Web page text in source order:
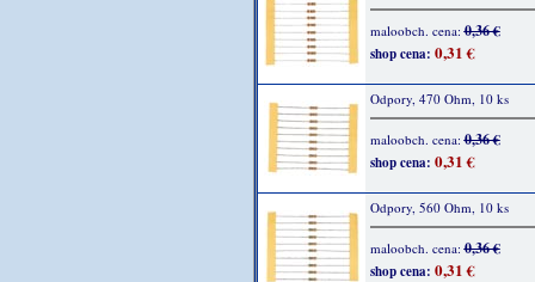
maloobch. cena:0,36 €
shop cena: 0,31 €
Odpory, 470 Ohm, 10 ks
maloobch. cena:0,36 €
shop cena: 0,31 €
Odpory, 560 Ohm, 10 ks
maloobch. cena:0,36 €
shop cena: 0,31 €